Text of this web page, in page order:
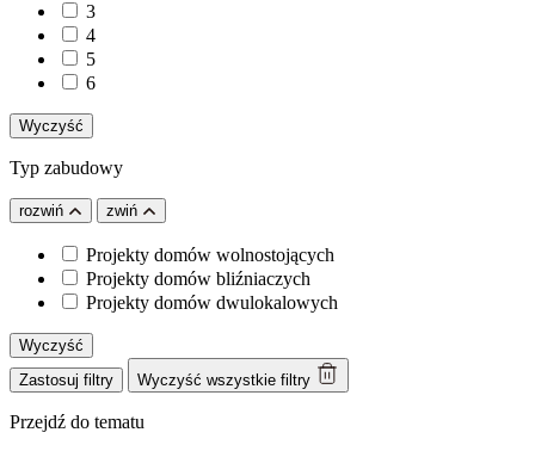
3
4
5
6
Wyczyść
Typ zabudowy
rozwiń zwiń
Projekty domów wolnostojących
Projekty domów bliźniaczych
Projekty domów dwulokalowych
Wyczyść
Zastosuj filtry
Wyczyść wszystkie filtry
Przejdź do tematu